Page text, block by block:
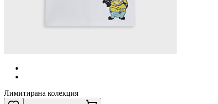
Лимитирана колекция